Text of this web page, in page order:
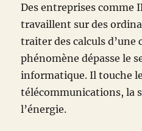
Des entreprises comme
travaillent sur des
traiter des calculs
phénomène dépasse le
informatique. Il touche
télécommunications, la
l’énergie.